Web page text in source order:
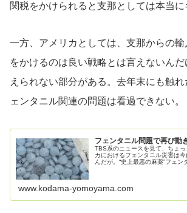
関税をかけられると支那としては本当に
一方、アメリカとしては、支那からの
をかけるのは良い戦略とは言えないん
えられない部分がある。去年末にも触
ェンタニル関連の問題は看過できない。
フェンタニル問題で再び動
TBS系のニュースを見て、ちょ
カにおけるフェンタニル災害は
んだが。“史上最悪の麻薬”フェン
www.kodama-yomoyama.com